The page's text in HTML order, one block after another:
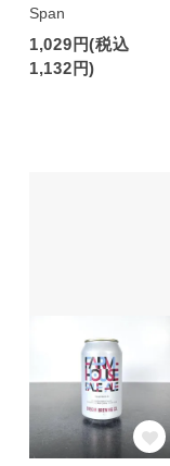
Span
1,029円(税込
1,132円)